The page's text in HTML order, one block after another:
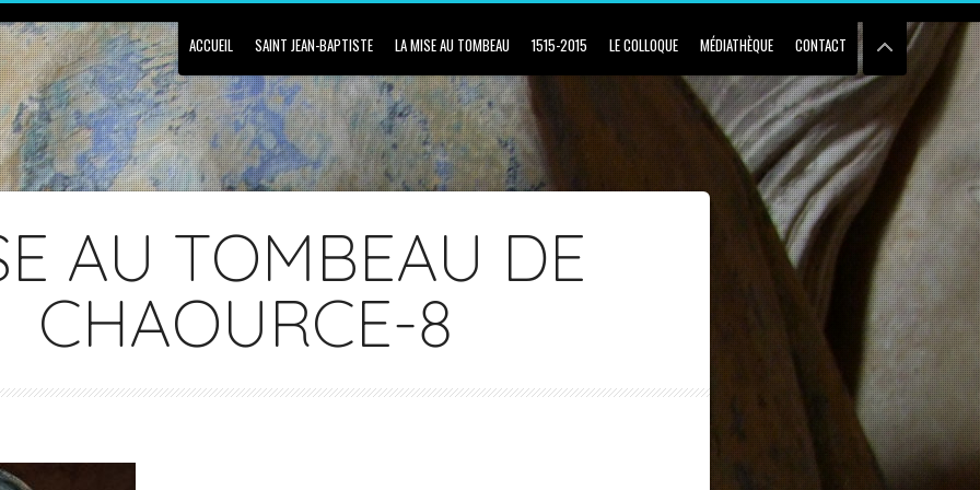
ACCUEIL SAINT JEAN-BAPTISTE LA MISE AU TOMBEAU 1515-2015 LE COLLOQUE MÉDIATHÈQUE CONTACT
AU TOMBEAU DE
CHAOURCE-8